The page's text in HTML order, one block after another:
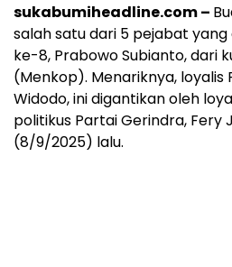
sukabumiheadline.com –
salah satu dari 5 pejabat yang
ke-8, Prabowo Subianto, dari
(Menkop). Menariknya, loyalis
Widodo, ini digantikan oleh
politikus Partai Gerindra, Fery
(8/9/2025) lalu.